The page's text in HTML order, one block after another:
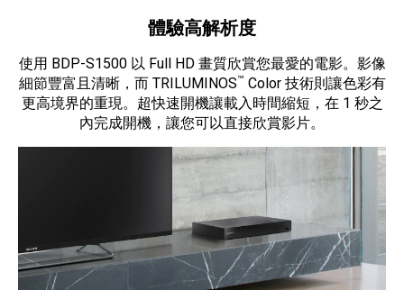
體驗高解析度
使用 BDP-S1500 以 Full HD 畫質欣賞您最愛的電影。影像
細節豐富且清晰，而 TRILUMINOS™ Color 技術則讓色彩有
更高境界的重現。超快速開機讓載入時間縮短，在 1 秒之
內完成開機，讓您可以直接欣賞影片。